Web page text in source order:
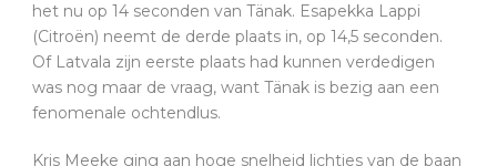
het nu op 14 seconden van Tänak. Esapekka Lappi
(Citroën) neemt de derde plaats in, op 14,5 seconden.
Of Latvala zijn eerste plaats had kunnen verdedigen
was nog maar de vraag, want Tänak is bezig aan een
fenomenale ochtendlus.
Kris Meeke ging aan hoge snelheid lichtjes van de baan